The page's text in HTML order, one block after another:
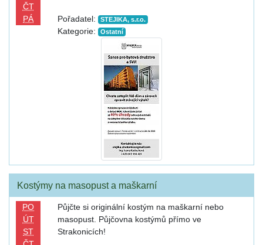
ČT
PÁ
Pořadatel: STEJIKA, s.r.o.
Kategorie: Ostatní
Kostýmy na masopust a maškarní
PO
ÚT
ST
Půjčte si originální kostým na maškarní nebo
masopust. Půjčovna kostýmů přímo ve
Strakonicích!